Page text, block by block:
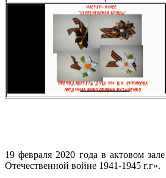
19 февраля 2020 года в актовом
Отечественной войне 1941-1945 г.г».